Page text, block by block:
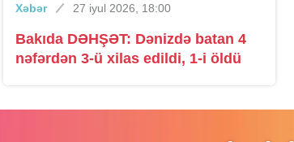
Xəbər 27 iyul 2026, 18:00
Bakıda DƏHŞƏT: Dənizdə batan 4
nəfərdən 3-ü xilas edildi, 1-i öldü